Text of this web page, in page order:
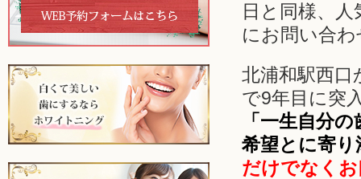
日と同様、
にお問い合
北浦和駅西
で9年目に突
「一生自分
希望とに寄
だけでなく